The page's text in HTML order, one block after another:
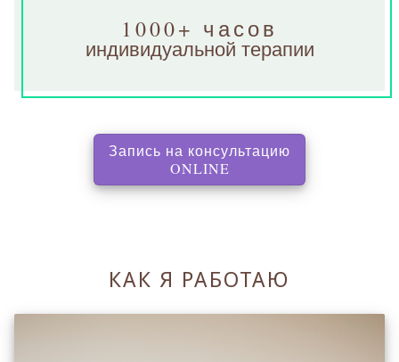
1000+ часов
индивидуальной терапии
Запись на консультацию
ONLINE, перенаправляет на
КАК Я РАБОТАЮ